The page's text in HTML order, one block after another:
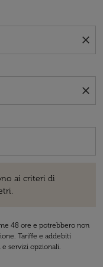
close
close
ai criteri di
48 ore e potrebbero non
Tariffe e addebiti
servizi opzionali.